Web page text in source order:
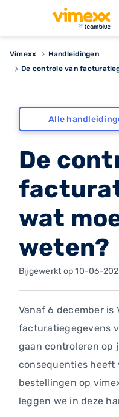
Vimexx
Handleidingen
De controle van
Alle
De
wat
weten?
Bijgewerkt op 10-06-
Vanaf 6 december is
facturatiegegevens
gaan controleren op
consequenties heeft
bestellingen op
leggen we in deze